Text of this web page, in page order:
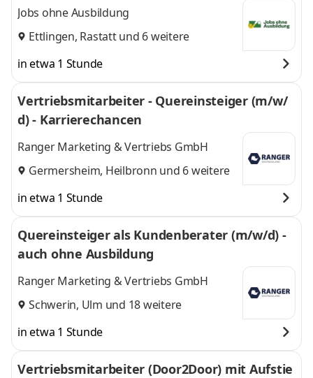
Jobs ohne Ausbildung
Ettlingen, Rastattund 6 weitere
in etwa 1 Stunde
Vertriebsmitarbeiter - Quereinsteiger (m/w/
d) - Karrierechancen
Ranger Marketing & Vertriebs GmbH
Germersheim, Heilbronn und 6 weitere
in etwa 1 Stunde
Quereinsteiger als Kundenberater (m/w/d) -
auch ohne Ausbildung
Ranger Marketing & Vertriebs GmbH
Schwerin, Ulm und 18 weitere
in etwa 1 Stunde
Vertriebsmitarbeiter (Door2Door) mit Aufstie